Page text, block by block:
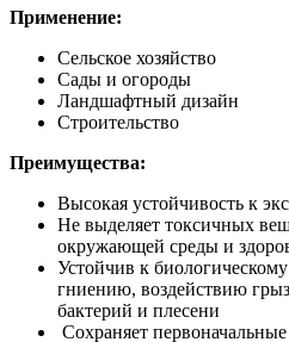
Применение:
Сельское хозяйство
Сады и огороды
Ландшафтный дизайн
Строительство
Преимущества:
Высокая устойчивость к
Не выделяет токсичных
окружающей среды и
Устойчив к
гниению, воздействию
бактерий и плесени
Сохраняет